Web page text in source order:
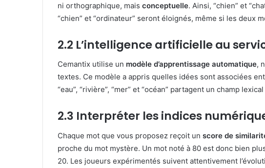
ni orthographique, mais conceptuelle. Ainsi, “chien” et
“chien” et “ordinateur” seront éloignés, même si les deux
2.2 L’intelligence artificielle au
Cemantix utilise un modèle d’apprentissage automatique,
textes. Ce modèle a appris quelles idées sont associées
“eau”, “rivière”, “mer” et “océan” partagent un champ
2.3 Interpréter les indices
Chaque mot que vous proposez reçoit un score de
proche du mot mystère. Un mot noté à 80 est donc bien
20. Les joueurs expérimentés suivent attentivement